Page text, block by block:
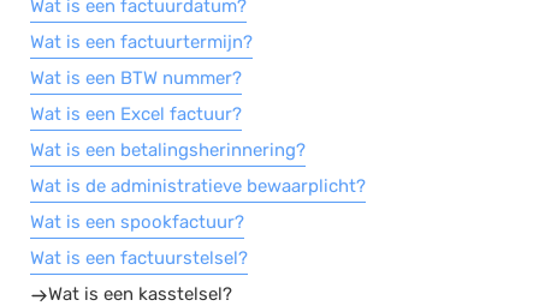
Wat is een factuurdatum?
Wat is een factuurtermijn?
Wat is een BTW nummer?
Wat is een Excel factuur?
Wat is een betalingsherinnering?
Wat is de administratieve bewaarplicht?
Wat is een spookfactuur?
Wat is een factuurstelsel?
Wat is een kasstelsel?